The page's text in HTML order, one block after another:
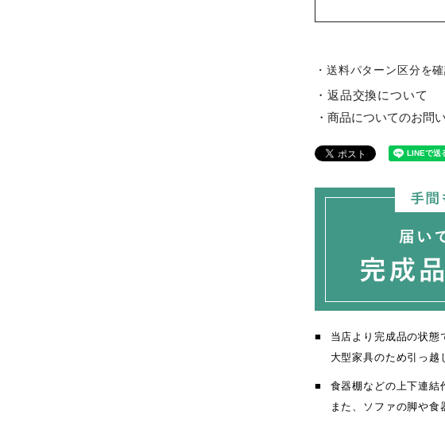
・送料パターン区分を
返品交換について
商品についてのお問
当店より完成品の状態
大型家具のため引っ越
食器棚などの上下連結
また、ソファの脚や食